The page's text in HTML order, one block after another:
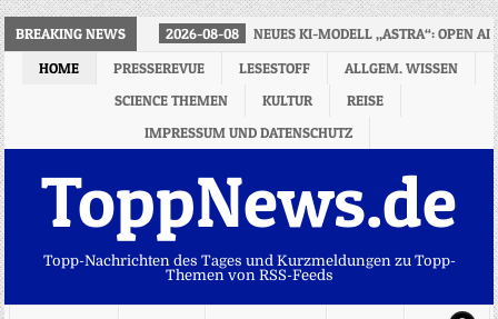
BREAKING NEWS 2026-08-08
NEUES KI-MODELL „ASTRA“: OPEN AI
HOME
PRESSEREVUE LESESTOFF
ALLGEM. WISSEN
SCIENCE THEMEN
KULTUR
REISE
IMPRESSUM UND DATENSCHUTZ
ToppNews.de
Topp-Nachrichten des Tages und Kurzmeldungen zu Topp-
Themen von RSS-Feeds